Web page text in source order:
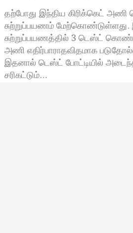
தற்போது இந்திய கிரிக்கெட் அணி
சுற்றுப்பயணம்
சுற்றுப்பயணத்தில் 3 டெஸ்ட்
அணி எதிர்பாராதவிதமாக
இதனால் டெஸ்ட் போட்டியில்
சரிகட்டும்…